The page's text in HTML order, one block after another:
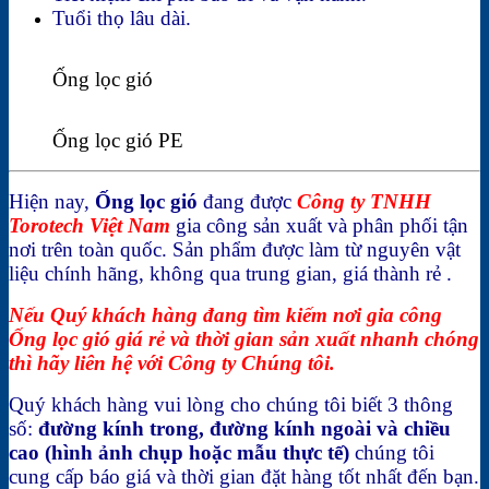
Tuổi thọ lâu dài.
Ống lọc gió
Ống lọc gió PE
Hiện nay, Ống lọc gió đang được Công ty TNHH
Torotech Việt Nam gia công sản xuất và phân phối tận
nơi trên toàn quốc. Sản phẩm được làm từ nguyên vật
liệu chính hãng, không qua trung gian, giá thành rẻ .
Nếu Quý khách hàng đang tìm kiếm nơi gia công
Ống lọc gió giá rẻ và thời gian sản xuất nhanh chóng
thì hãy liên hệ với Công ty Chúng tôi.
Quý khách hàng vui lòng cho chúng tôi biết 3 thông
số: đường kính trong, đường kính ngoài và chiều
cao (hình ảnh chụp hoặc mẫu thực tế) chúng tôi
cung cấp báo giá và thời gian đặt hàng tốt nhất đến bạn.